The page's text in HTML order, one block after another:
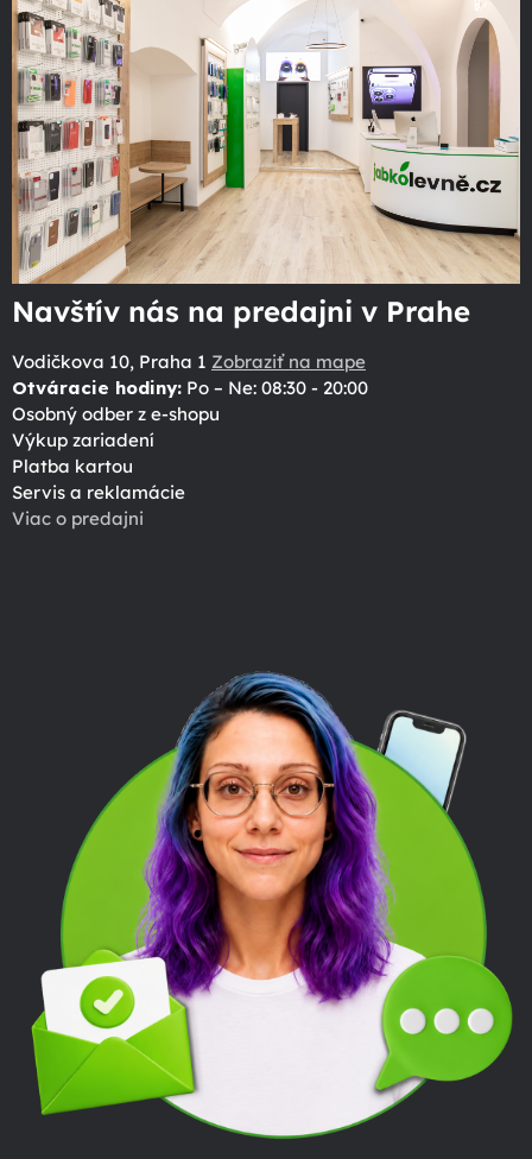
Navštív nás na predajni v Prahe
Vodičkova 10, Praha 1 Zobraziť na mape
Otváracie hodiny: Po – Ne: 08:30 - 20:00
Osobný odber z e-shopu
Výkup zariadení
Platba kartou
Servis a reklamácie
Viac o predajni